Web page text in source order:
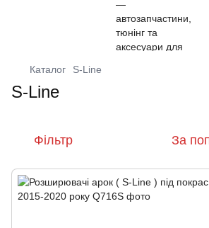
Каталог S-Line
S-Line
Фільтр За